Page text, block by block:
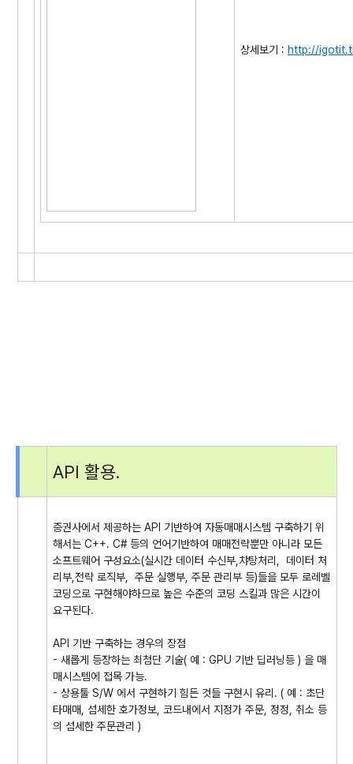
상세보기 : http://
API 활용.
증권사에서 제공하는 API 기반하여 자동매매시스템 구축하기 위
해서는 C++. C# 등의 언어기반하여 매매전략뿐만 아니라 모든
소프트웨어 구성요소(실시간 데이터 수신부,챠탕처리, 데이터 처
리부,전략 로직부, 주문 실행부, 주문 관리부 등)들을 모두 로레벨
코딩으로 구현해야하므로 높은 수준의 코딩 스킬과 많은 시간이
요구된다.
API 기반 구축하는 경우의 장점
- 새롭게 등장하는 최첨단 기술( 예 : GPU 기반 딥러닝등 ) 을 매
매시스템에 접목 가능.
- 상용툴 S/W 에서 구현하기 힘든 것들 구현시 유리. ( 예 : 초단
타매매, 섬세한 호가정보, 코드내에서 지정가 주문, 정정, 취소 등
의 섬세한 주문관리 )